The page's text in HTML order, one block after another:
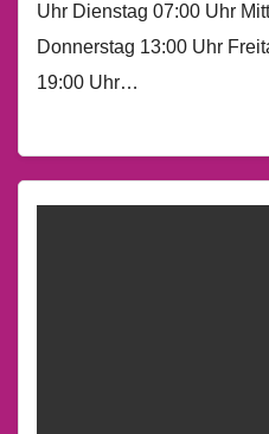
Uhr Dienstag 07:00 Uhr
Donnerstag 13:00 Uhr
19:00 Uhr…